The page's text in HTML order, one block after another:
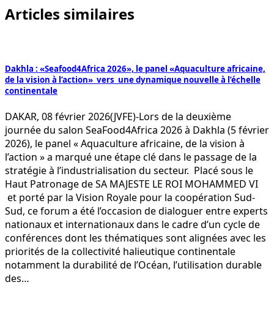
Articles similaires
Dakhla : «Seafood4Africa 2026», le panel «Aquaculture africaine,
de la vision à l’action» vers une dynamique nouvelle à l’échelle
continentale
DAKAR, 08 février 2026(JVFE)-Lors de la deuxième
journée du salon SeaFood4Africa 2026 à Dakhla (5 février
2026), le panel « Aquaculture africaine, de la vision à
l’action » a marqué une étape clé dans le passage de la
stratégie à l’industrialisation du secteur. Placé sous le
Haut Patronage de SA MAJESTE LE ROI MOHAMMED VI
et porté par la Vision Royale pour la coopération Sud-
Sud, ce forum a été l’occasion de dialoguer entre experts
nationaux et internationaux dans le cadre d’un cycle de
conférences dont les thématiques sont alignées avec les
priorités de la collectivité halieutique continentale
notamment la durabilité de l’Océan, l’utilisation durable
des…